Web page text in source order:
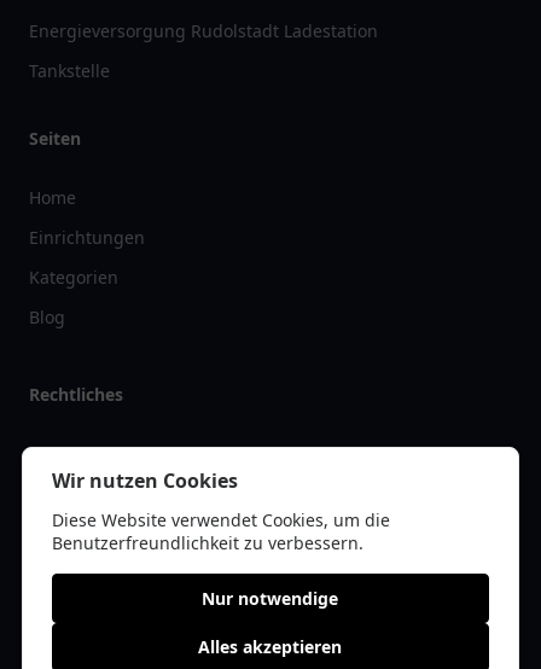
Energieversorgung Rudolstadt Ladestation
Tankstelle
Seiten
Home
Einrichtungen
Kategorien
Blog
Rechtliches
Impressum
Datenschutz
Kontakt
Wir nutzen Cookies
Diese Website verwendet Cookies, um die
Benutzerfreundlichkeit zu verbessern.
Nur notwendige
Alles akzeptieren